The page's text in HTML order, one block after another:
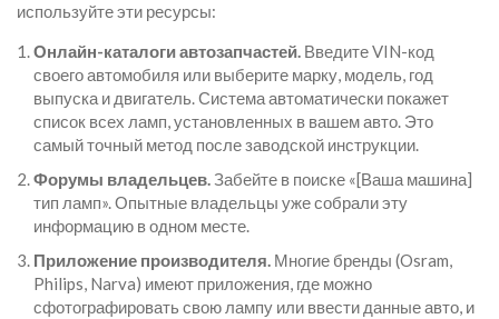
используйте эти ресурсы:
Онлайн-каталоги автозапчастей. Введите VIN-код
своего автомобиля или выберите марку, модель, год
выпуска и двигатель. Система автоматически покажет
список всех ламп, установленных в вашем авто. Это
самый точный метод после заводской инструкции.
Форумы владельцев.Забейте в поиске «[Ваша машина]
тип ламп». Опытные владельцы уже собрали эту
информацию в одном месте.
Приложение производителя. Многие бренды (Osram,
Philips, Narva) имеют приложения, где можно
сфотографировать свою лампу или ввести данные авто, и